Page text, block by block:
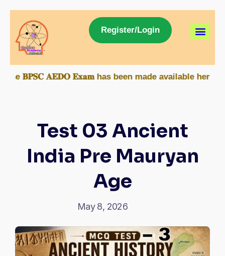
Register/Login
𝐀𝐄𝐃𝐎 𝐄𝐱𝐚𝐦 has been made available here. Study
Test 03 Ancient
India Pre Mauryan
Age
May 8, 2026